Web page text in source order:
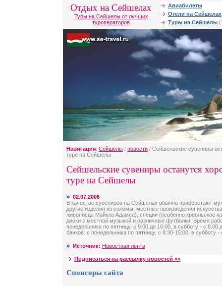
Отдых на Сейшелах
Туры на Сейшелы от лучших
туроператоров
Авиабилеты
Отели на Сейшелах
Туры на Сейшелы
Навигация: Сейшелы / новости / Сейшельские сувениры
туре на Сейшелы
Сейшельские сувениры останутся
туре на Сейшелы
02.07.2006
В качестве сувениров на Сейшелах обычно приобретают
другие изделия из соломы, местные произведения
живописца Майкла Адамса), специи (особенно креольское
диски с местной музыкой и различные футболки. Время
понедельника по пятницу, с 9:00 до 16:00, в субботу - с
банков: с понедельника по пятницу, с 8:30-15:00, в субботу -
Источник: Новостная лента
Подписаться на рассылку новостей »»
Спонсоры сайта